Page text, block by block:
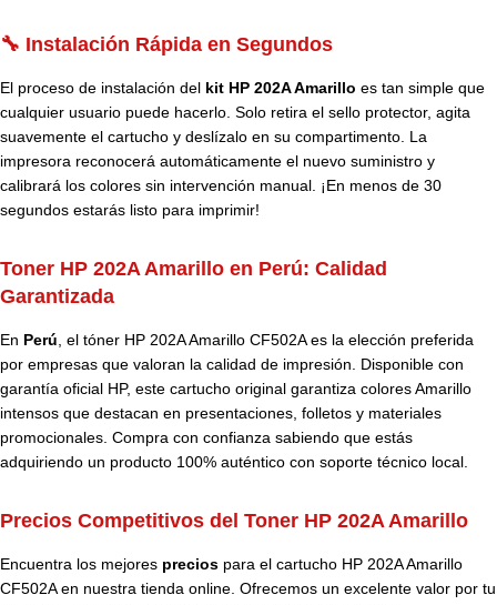
🔧 Instalación Rápida en Segundos
El proceso de instalación del kit HP 202A Amarillo es tan simple que
cualquier usuario puede hacerlo. Solo retira el sello protector, agita
suavemente el cartucho y deslízalo en su compartimento. La
impresora reconocerá automáticamente el nuevo suministro y
calibrará los colores sin intervención manual. ¡En menos de 30
segundos estarás listo para imprimir!
Toner HP 202A Amarillo en Perú: Calidad
Garantizada
En Perú , el tóner HP 202A Amarillo CF502A es la elección preferida
por empresas que valoran la calidad de impresión. Disponible con
garantía oficial HP, este cartucho original garantiza colores Amarillo
intensos que destacan en presentaciones, folletos y materiales
promocionales. Compra con confianza sabiendo que estás
adquiriendo un producto 100% auténtico con soporte técnico local.
Precios Competitivos del Toner HP 202A Amarillo
Encuentra los mejores precios para el cartucho HP 202A Amarillo
CF502A en nuestra tienda online. Ofrecemos un excelente valor por tu